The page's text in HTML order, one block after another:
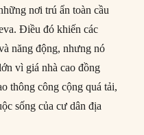
nơi trú ẩn toàn cầu
Điều đó khiến các
năng động, nhưng nó
vì giá nhà cao đồng
thông công cộng quá tải,
sống của cư dân địa